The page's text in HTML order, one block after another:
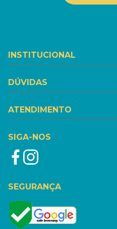
INSTITUCIONAL
DÚVIDAS
ATENDIMENTO
SIGA-NOS
SEGURANÇA